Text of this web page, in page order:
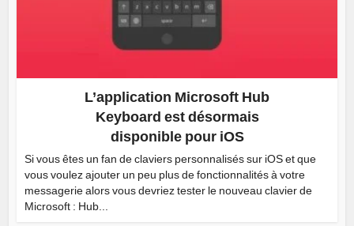
L’application Microsoft Hub
Keyboard est désormais
disponible pour iOS
Si vous êtes un fan de claviers personnalisés sur iOS et que
vous voulez ajouter un peu plus de fonctionnalités à votre
messagerie alors vous devriez tester le nouveau clavier de
Microsoft : Hub...